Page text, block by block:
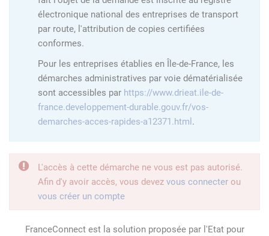
électronique national des entreprises de transport
par route, l'attribution de copies certifiées
conformes.
Pour les entreprises établies en Île-de-France, les
démarches administratives par voie dématérialisée
sont accessibles par https://www.drieat.ile-de-
france.developpement-durable.gouv.fr/vos-
demarches-acces-rapides-a12371.html .
L'accès à cette démarche ne vous est pas autorisé.
Afin d'y avoir accès, vous devez vous connecter ou
vous créer un compte
FranceConnect est la solution proposée par l'Etat pour